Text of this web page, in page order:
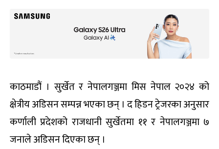
काठमाडौं । सुर्खेत र नेपालगञ्जमा मिस नेपाल २०२४ को
क्षेत्रीय अडिसन सम्पन्न भएका छन् । द हिडन ट्रेजरका अनुसार
कर्णाली प्रदेशको राजधानी सुर्खेतमा ११ र नेपालगञ्जमा ७
जनाले अडिसन दिएका छन् ।